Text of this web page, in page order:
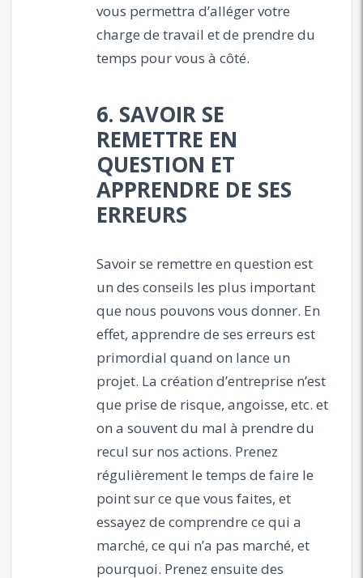
vous permettra d’alléger votre
charge de travail et de prendre du
temps pour vous à côté.
6. SAVOIR SE
REMETTRE EN
QUESTION ET
APPRENDRE DE SES
ERREURS
Savoir se remettre en question est
un des conseils les plus important
que nous pouvons vous donner. En
effet, apprendre de ses erreurs est
primordial quand on lance un
projet. La création d’entreprise n’est
que prise de risque, angoisse, etc. et
on a souvent du mal à prendre du
recul sur nos actions. Prenez
régulièrement le temps de faire le
point sur ce que vous faites, et
essayez de comprendre ce qui a
marché, ce qui n’a pas marché, et
pourquoi. Prenez ensuite des